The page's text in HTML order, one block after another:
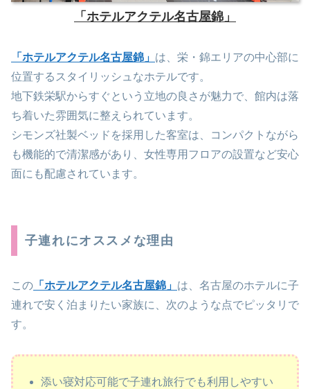
「ホテルアクテル名古屋錦」
「ホテルアクテル名古屋錦」 は、栄・錦エリアの中心部に
位置するスタイリッシュなホテルです。
地下鉄栄駅からすぐという立地の良さが魅力で、館内は落
ち着いた雰囲気に整えられています。
シモンズ社製ベッドを採用した客室は、コンパクトながら
も機能的で清潔感があり、女性専用フロアの設置など安心
面にも配慮されています。
子連れにオススメな理由
この 「ホテルアクテル名古屋錦」 は、名古屋のホテルに子
連れで安く泊まりたい家族に、次のような点でピッタリで
す。
添い寝対応可能で子連れ旅行でも利用しやすい